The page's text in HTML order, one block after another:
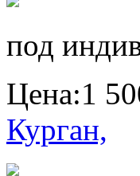
под
Цена:1
Курган,